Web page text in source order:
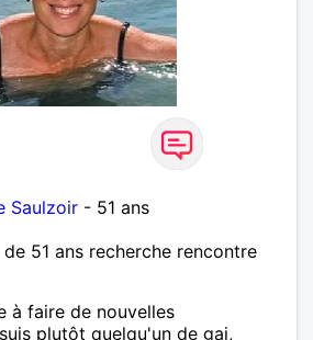
Saulzoir - 51 ans
51 ans recherche rencontre
à faire de nouvelles
plutôt quelqu'un de gai,